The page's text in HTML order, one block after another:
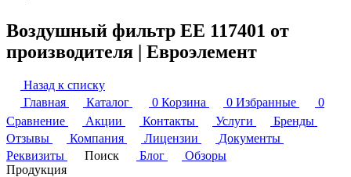
Воздушный фильтр ЕЕ 117401 от
производителя | Евроэлемент
Назад к списку
Главная
Каталог 0 Корзина 0 Избранные
0
Сравнение
Акции Контакты Услуги
Бренды
Отзывы
Компания Лицензии
Документы
Реквизиты
Поиск Блог
Обзоры
Продукция